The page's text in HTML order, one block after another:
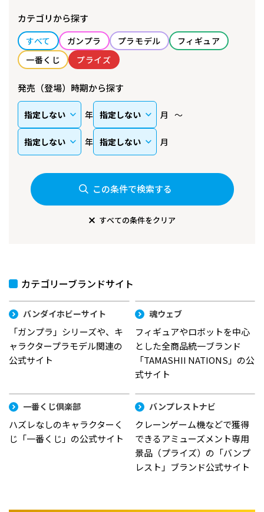
カテゴリから探す
すべて ガンプラ プラモデル
フィギュア
一番くじ
プライズ
発売（登場）時期から探す
年 月
年 月
この条件で検索する
すべての条件をクリア
カテゴリーブランドサイト
バンダイホビーサイト
「ガンプラ」シリーズや、キ
ャラクタープラモデル関連の
公式サイト
魂ウェブ
フィギュアやロボットを中心
とした全商品統一ブランド
「TAMASHII NATIONS」の公
式サイト
一番くじ倶楽部
ハズレなしのキャラクターく
じ「一番くじ」の公式サイト
バンプレストナビ
クレーンゲーム機などで獲得
できるアミューズメント専用
景品（プライズ）の「バンプ
レスト」ブランド公式サイト